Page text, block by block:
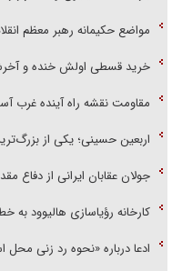
مواضع حکیمانه رهبر معظم
خرید قسطی اولش خنده و
مقاومت نقشه راه آینده غرب
اربعین حسینی؛ یکی از
جولان عقابان ایرانی از دفاع
کارخانه رؤیاسازی هالیوود به
ادعا درباره «نحوه رد زنی